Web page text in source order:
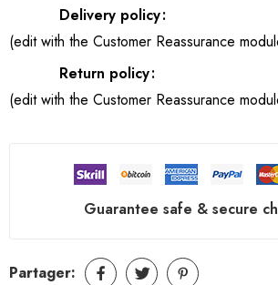
Delivery policy
(edit with the Customer Reassurance
Return policy
(edit with the Customer Reassurance
Guarantee safe & secure
Partager: